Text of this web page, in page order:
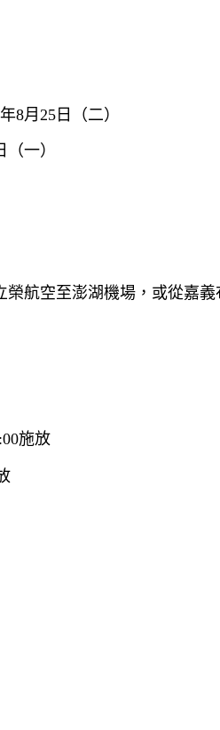
8月25日（二）
一）
航空至澎湖機場，或從嘉
施放